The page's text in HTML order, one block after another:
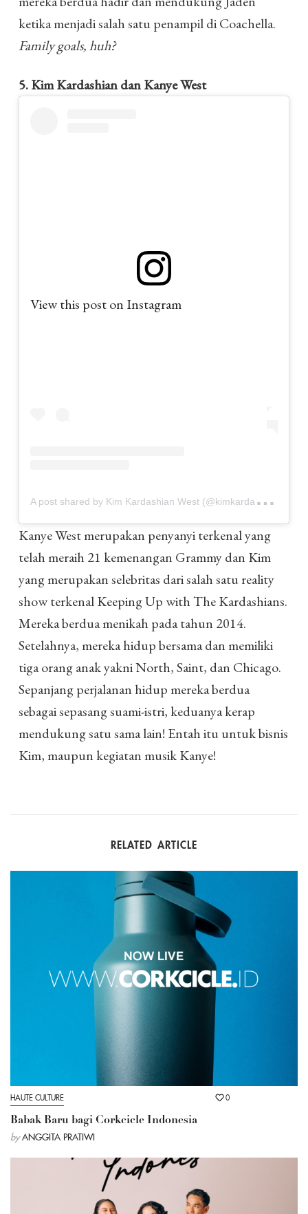
ketika menjadi salah satu penampil di Coachella.
Family goals, huh?
5. Kim Kardashian dan Kanye West
View this post on Instagram
A
post shared by Kim Kardashian West (@kimkardashian)
Kanye West merupakan penyanyi terkenal yang
telah meraih 21 kemenangan Grammy dan Kim
yang merupakan selebritas dari salah satu reality
show terkenal Keeping Up with The Kardashians.
Mereka berdua menikah pada tahun 2014.
Setelahnya, mereka hidup bersama dan memiliki
tiga orang anak yakni North, Saint, dan Chicago.
Sepanjang perjalanan hidup mereka berdua
sebagai sepasang suami-istri, keduanya kerap
mendukung satu sama lain! Entah itu untuk bisnis
Kim, maupun kegiatan musik Kanye!
RELATED ARTICLE
HAUTE CULTURE 0
Babak Baru bagi Corkcicle Indonesia
by ANGGITA PRATIWI